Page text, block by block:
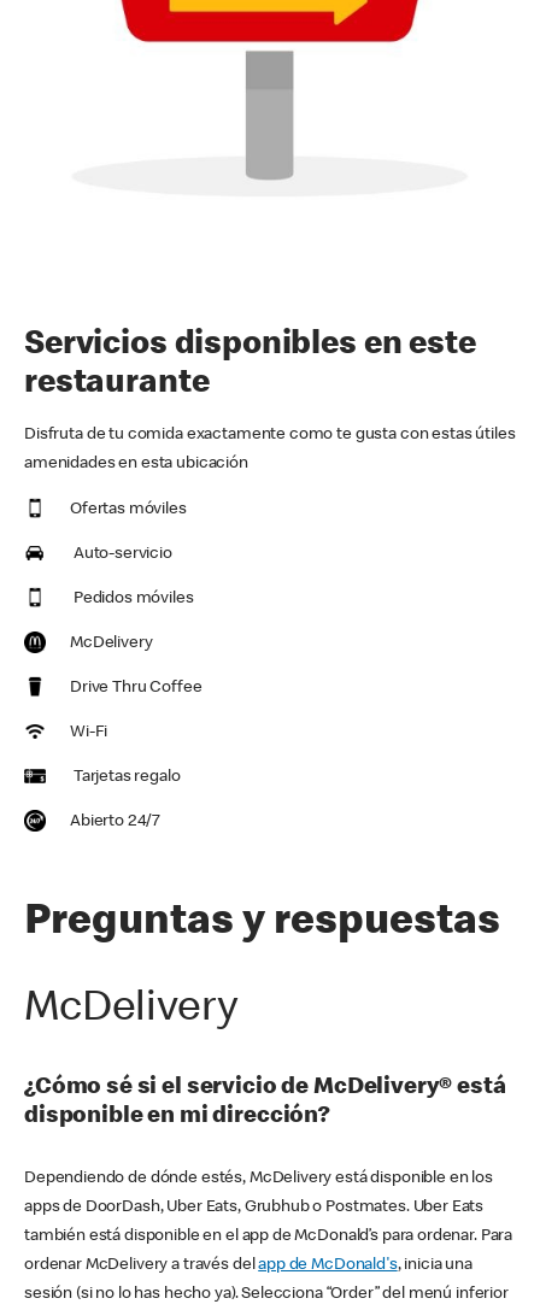
Servicios disponibles en este
restaurante
Disfruta de tu comida exactamente como te gusta con estas útiles
amenidades en esta ubicación
Ofertas móviles
Auto-servicio
Pedidos móviles
McDelivery
Drive Thru Coffee
Wi-Fi
Tarjetas regalo
Abierto 24/7
Preguntas y respuestas
McDelivery
¿Cómo sé si el servicio de McDelivery® está
disponible en mi dirección?
Dependiendo de dónde estés, McDelivery está disponible en los
apps de DoorDash, Uber Eats, Grubhub o Postmates. Uber Eats
también está disponible en el app de McDonald’s para ordenar. Para
ordenar McDelivery a través delapp de McDonald's, inicia una
sesión (si no lo has hecho ya). Selecciona “Order” del menú inferior